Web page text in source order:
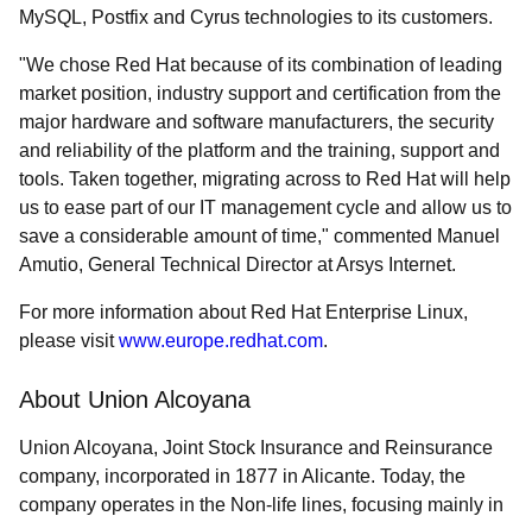
MySQL, Postfix and Cyrus technologies to its customers.
"We chose Red Hat because of its combination of leading
market position, industry support and certification from the
major hardware and software manufacturers, the security
and reliability of the platform and the training, support and
tools. Taken together, migrating across to Red Hat will help
us to ease part of our IT management cycle and allow us to
save a considerable amount of time," commented Manuel
Amutio, General Technical Director at Arsys Internet.
For more information about Red Hat Enterprise Linux,
please visitwww.europe.redhat.com.
About Union Alcoyana
Union Alcoyana, Joint Stock Insurance and Reinsurance
company, incorporated in 1877 in Alicante. Today, the
company operates in the Non-life lines, focusing mainly in